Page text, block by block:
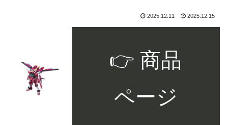
2025.12.11 2025.12.15
👉 商品
ページ